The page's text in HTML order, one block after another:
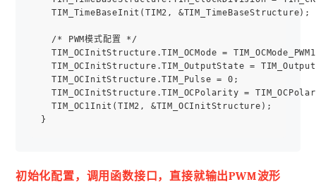
TIM_TimeBaseInit(TIM2, &TIM_TimeBaseStructure);
/* PWM模式配置 */
TIM_OCInitStructure.TIM_OCMode =
TIM_OCInitStructure.TIM_OutputState =
TIM_OCInitStructure.TIM_Pulse = 0;
TIM_OCInitStructure.TIM_OCPolarity =
TIM_OC1Init(TIM2, &TIM_OCInitStructure);
初始化配置，调用函数接口，直接就输出PWM波形